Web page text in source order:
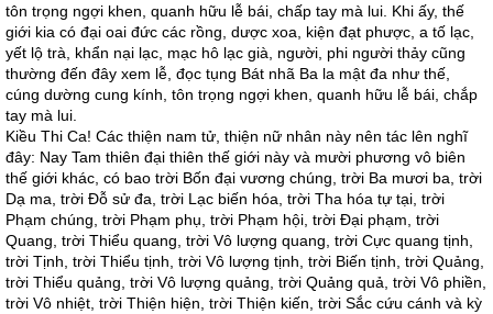
tôn trọng ngợi khen, quanh hữu lễ bái, chấp tay mà lui. Khi ấy, thế
giới kia có đại oai đức các rồng, dược xoa, kiện đạt phược, a tố lạc,
yết lộ trà, khẩn nại lạc, mạc hô lạc già, người, phi người thảy cũng
thường đến đây xem lễ, đọc tụng Bát nhã Ba la mật đa như thế,
cúng dường cung kính, tôn trọng ngợi khen, quanh hữu lễ bái, chắp
tay mà lui.
Kiều Thi Ca! Các thiện nam tử, thiện nữ nhân này nên tác lên nghĩ
đây: Nay Tam thiên đại thiên thế giới này và mười phương vô biên
thế giới khác, có bao trời Bốn đại vương chúng, trời Ba mươi ba, trời
Dạ ma, trời Đỗ sử đa, trời Lạc biến hóa, trời Tha hóa tự tại, trời
Phạm chúng, trời Phạm phụ, trời Phạm hội, trời Đại phạm, trời
Quang, trời Thiểu quang, trời Vô lượng quang, trời Cực quang tịnh,
trời Tịnh, trời Thiểu tịnh, trời Vô lượng tịnh, trời Biến tịnh, trời Quảng,
trời Thiểu quảng, trời Vô lượng quảng, trời Quảng quả, trời Vô phiền,
trời Vô nhiệt, trời Thiện hiện, trời Thiện kiến, trời Sắc cứu cánh và kỳ